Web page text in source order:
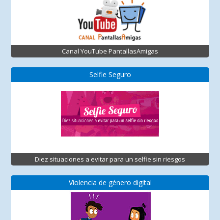
Canal YouTube PantallasAmigas
Selfie Seguro
Diez situaciones a evitar para un selfie sin riesgos
Violencia de género digital